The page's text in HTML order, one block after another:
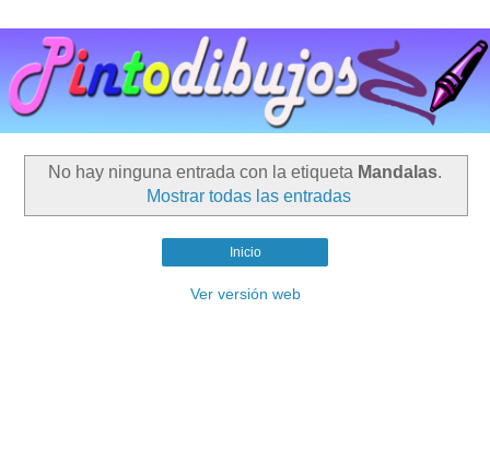
No hay ninguna entrada con la etiqueta Mandalas.
Mostrar todas las entradas
Inicio
Ver versión web